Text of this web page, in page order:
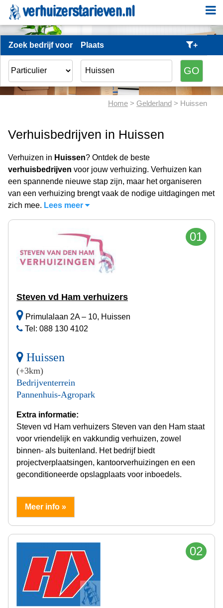
Zoek bedrijf voor Plaats +
Home > Gelderland > Huissen
Verhuisbedrijven in Huissen
Verhuizen in Huissen? Ontdek de beste
verhuisbedrijven voor jouw verhuizing. Verhuizen kan
een spannende nieuwe stap zijn, maar het organiseren
van een verhuizing brengt vaak de nodige uitdagingen met
zich mee. Lees meer
01
Steven vd Ham verhuizers
Primulalaan 2A – 10, Huissen
Tel: 088 130 4102
Huissen
(+3km)
Bedrijventerrein
Pannenhuis-Agropark
Extra informatie:
Steven vd Ham verhuizers Steven van den Ham staat
voor vriendelijk en vakkundig verhuizen, zowel
binnen- als buitenland. Het bedrijf biedt
projectverplaatsingen, kantoorverhuizingen en een
geconditioneerde opslagplaats voor inboedels.
Meer info »
02